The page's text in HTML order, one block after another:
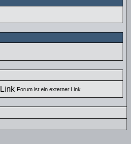
Forum ist ein externer Link